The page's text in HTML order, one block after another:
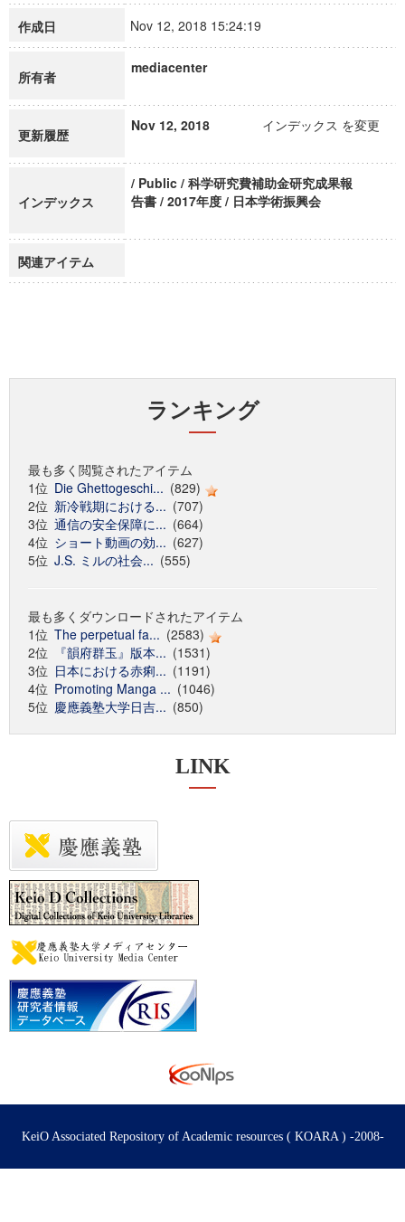
作成日 Nov 12, 2018 15:24:19
所有者
mediacenter
更新履歴
Nov 12, 2018 インデックス を変更
インデックス
/ Public / 科学研究費補助金研究成果報
告書 / 2017年度 / 日本学術振興会
関連アイテム
ランキング
最も多く閲覧されたアイテム
1位 Die Ghettogeschi... (829)
2位 新冷戦期における... (707)
3位 通信の安全保障に... (664)
4位 ショート動画の効... (627)
5位 J.S. ミルの社会... (555)
最も多くダウンロードされたアイテム
1位 The perpetual fa... (2583)
2位
『韻府群玉』版本... (1531)
3位 日本における赤痢... (1191)
4位 Promoting Manga ... (1046)
5位 慶應義塾大学日吉... (850)
LINK
KeiO Associated Repository of Academic resources ( KOARA ) -2008-